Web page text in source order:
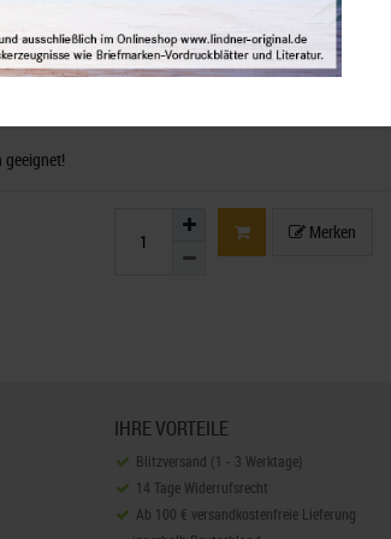
Deutschland info@lindner-original.de
Gesellschaft mbH,Rottweiler Str. 38,
Merken
IHRE VORTEILE
Blitzversand (1 - 3 Werktage)
14 Tage Widerrufsrecht
Ab 100 € versandkostenfreie Lieferung